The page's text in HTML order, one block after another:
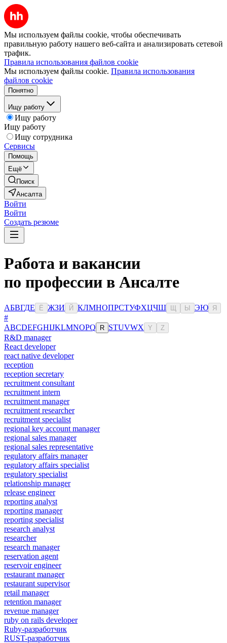
Мы используем файлы cookie, чтобы обеспечивать
правильную работу нашего веб-сайта и анализировать сетевой
трафик.
Правила использования файлов cookie
Мы используем файлы cookie. Правила использования
файлов cookie
Понятно
Ищу работу
Ищу работу
Ищу работу
Ищу сотрудника
Сервисы
Помощь
Ещё
Поиск
Ансалта
Войти
Войти
Создать резюме
Работа и вакансии
по профессии в Ансалте
АБВГДЕ Ё ЖЗИ Й КЛМНОПРСТУФХЦЧШ Ы ЭЮ Я
#
ABCDEFGHIJKLMNOPQ R STUVWX Y Z
R&D manager
React developer
react native developer
reception
reception secretary
recruitment consultant
recruitment intern
recruitment manager
recruitment researcher
recruitment specialist
regional key account manager
regional sales manager
regional sales representative
regulatory affairs manager
regulatory affairs specialist
regulatory specialist
relationship manager
release engineer
reporting analyst
reporting manager
reporting specialist
research analyst
researcher
research manager
reservation agent
reservoir engineer
restaurant manager
restaurant supervisor
retail manager
retention manager
revenue manager
ruby on rails developer
Ruby-разработчик
RUST-разработчик